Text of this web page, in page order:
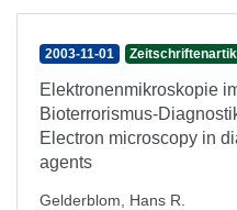
2003-11-01
Elektronenmikroskopie
Bioterrorismus-
Electron microscopy in
agents
Gelderblom, Hans R.